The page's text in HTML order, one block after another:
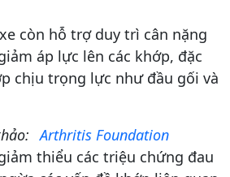
còn hỗ trợ duy trì cân nặng
áp lực lên các khớp, đặc
chịu trọng lực như đầu gối và
Arthritis Foundation
thiểu các triệu chứng đau